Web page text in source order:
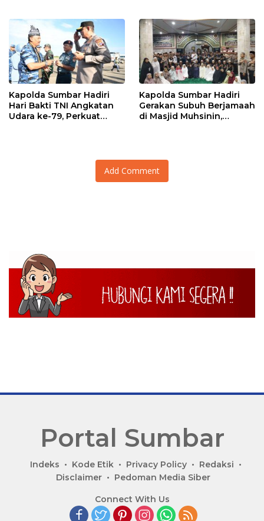
Pasbar Di Provinsi
Sumatera Utara
Kapolda Sumbar Hadiri
Hari Bakti TNI Angkatan
Udara ke-79, Perkuat
Kapolda Sumbar Hadiri
Gerakan Subuh Berjamaah
di Masjid Muhsinin,
Add Comment
Portal Sumbar
Indeks Kode Etik Privacy Policy
Redaksi
Disclaimer
Pedoman Media Siber
Connect With Us